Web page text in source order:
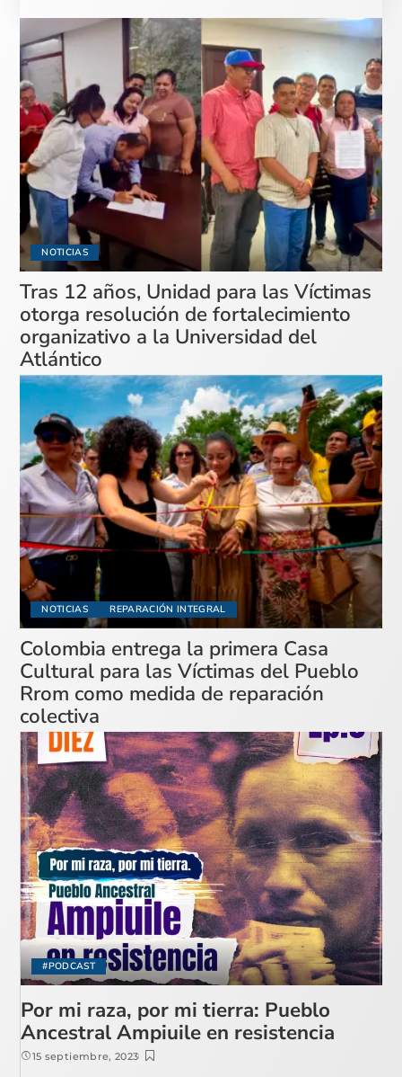
NOTICIAS
Tras 12 años, Unidad para las Víctimas
otorga resolución de fortalecimiento
organizativo a la Universidad del
Atlántico
NOTICIAS REPARACIÓN INTEGRAL
Colombia entrega la primera Casa
Cultural para las Víctimas del Pueblo
Rrom como medida de reparación
colectiva
#PODCAST
Por mi raza, por mi tierra: Pueblo
Ancestral Ampiuile en resistencia
15 septiembre, 2023